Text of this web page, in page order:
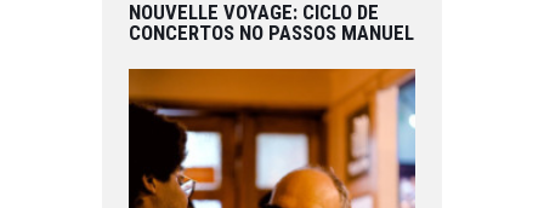
NOUVELLE VOYAGE: CICLO DE
CONCERTOS NO PASSOS MANUEL